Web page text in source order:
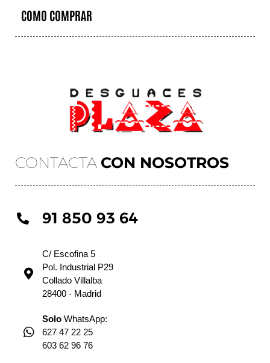
CONTACTA CON NOSOTROS
91 850 93 64
C/ Escofina 5
Pol. Industrial P29
Collado Villalba
28400 - Madrid
Solo WhatsApp:
627 47 22 25
603 62 96 76
COMO COMPRAR